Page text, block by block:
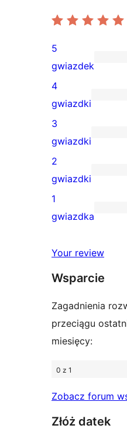
425
recenzji
5-
gwiazdkowych
5
gwiazdek
0
recenzji
4-
gwiazdkowych
4
gwiazdki
0
recenzji
3-
gwiazdkowych
3
gwiazdki
1
recenzja
2-
2
gwiazdki
0
1-
1
gwiazdka
Your review
Wsparcie
Zagadnienia
przeciągu
miesięcy:
0 z 1
Zobacz forum
Złóż datek